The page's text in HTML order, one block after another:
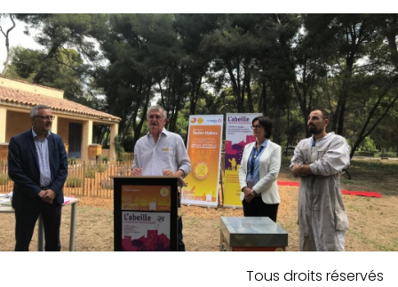
Tous droits réservés